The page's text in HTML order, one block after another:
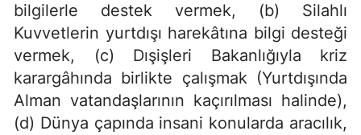
bilgilerle destek vermek, (b) Silahlı
Kuvvetlerin yurtdışı harekâtına bilgi desteği
vermek, (c) Dışişleri Bakanlığıyla kriz
karargâhında birlikte çalışmak (Yurtdışında
Alman vatandaşlarının kaçırılması halinde),
(d) Dünya çapında insani konularda aracılık,